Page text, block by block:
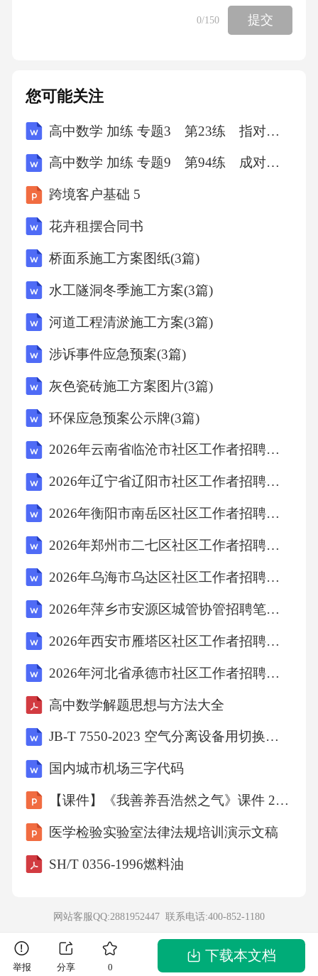
游客故意损坏或不可抗力因素，故优先考虑博
物馆的责任。故选B。7．某作家创作了一部小
了该小说。历史人物后人可以主张哪些权利？()
A、著作权、名誉权B、隐私权、财产权C、名
誉权、财产权D、著作权、隐私权答案：C解
名誉权是指历史人物的人格尊严不受侵犯，出
版商未经许可使用其故事可能损害名誉；财产
权是指历史人物后人有权获得相关权益，出版
商未支付报酬侵犯了财产权。著作权和隐私权
体上发布了一条关于某企业产品质量问题的负
面评论，该企业得知后要求张某删除评论并公
开道歉。张某是否必须删除评论并道歉？()A、
必须，因企业名誉受损B、不必，因言论受保护
C、视情况而定，若言论失实则需承担责任D、
必须，因网络言论需审查答案：C解析：张某是
否需要删除评论并道歉取决于言论是否失实。
若言论失实并损害企业名誉，张某可能需要承
需删除或道歉。网络言论并非完全不受审查，
但需基于事实。故选C。9．某中学组织学生参
观科技馆，期间一名学生不慎将展品损坏。学
校要求该学生家长赔偿，家长是否应当承担赔
偿责任？()A、应当，因学生行为造成损失B、
不应当，因学校未尽到管理责任C、部分应当，
因学生有过错D、不应当，因展品有防护措施答
案：C解析：家长应当承担部分赔偿责任。学生
监护人需承担相应责任；但学校未尽到管理责
任也需承担部分责任，故赔偿应为按比例分
担。展品是否有防护措施不影响赔偿责任。故
选C。10．某公司在产品包装上标注“纯天然无
B、停止侵权、赔偿损失C、停止侵权、消除影
0/150 提交
您可能关注
高中数学 加练 专题3 第23练 指对同构
高中数学 加练 专题9 第94练 成对数据的统计分析
跨境客户基础 5
花卉租摆合同书
桥面系施工方案图纸(3篇)
水工隧洞冬季施工方案(3篇)
河道工程清淤施工方案(3篇)
涉诉事件应急预案(3篇)
灰色瓷砖施工方案图片(3篇)
环保应急预案公示牌(3篇)
2026年云南省临沧市社区工作者招聘考试备考题库及答案解析
2026年辽宁省辽阳市社区工作者招聘考试参考题库及答案解析
2026年衡阳市南岳区社区工作者招聘考试参考试题及答案解析
2026年郑州市二七区社区工作者招聘考试参考试题及答案解析
2026年乌海市乌达区社区工作者招聘考试备考试题及答案解析
2026年萍乡市安源区城管协管招聘笔试备考题库及答案解析
2026年西安市雁塔区社区工作者招聘考试模拟试题及答案解析
2026年河北省承德市社区工作者招聘笔试参考题库及答案解析
高中数学解题思想与方法大全
JB-T 7550-2023 空气分离设备用切换蝶阀
国内城市机场三字代码
【课件】《我善养吾浩然之气》课件 2022-2023学年人教版高中语文选修《先秦诸子选读》
医学检验实验室法律法规培训演示文稿
SH/T 0356-1996燃料油
网站客服QQ:2881952447 联系电话:400-852-1180
举报 分享 0
下载本文档